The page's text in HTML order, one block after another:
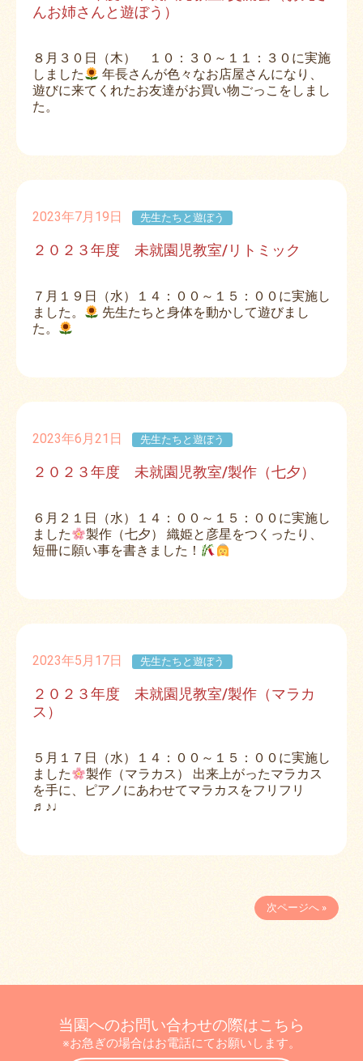
んお姉さんと遊ぼう）
８月３０日（木） １０：３０～１１：３０に実施
しました
年長さんが色々なお店屋さんになり、
遊びに来てくれたお友達がお買い物ごっこをしまし
た。
2023年7月19日 先生たちと遊ぼう
２０２３年度 未就園児教室/リトミック
７月１９日（水）１４：００～１５：００に実施し
ました。
先生たちと身体を動かして遊びまし
た。
2023年6月21日 先生たちと遊ぼう
２０２３年度 未就園児教室/製作（七夕）
６月２１日（水）１４：００～１５：００に実施し
ました
製作（七夕） 織姫と彦星をつくったり、
短冊に願い事を書きました！
2023年5月17日 先生たちと遊ぼう
２０２３年度 未就園児教室/製作（マラカ
ス）
５月１７日（水）１４：００～１５：００に実施し
ました
製作（マラカス） 出来上がったマラカス
を手に、ピアノにあわせてマラカスをフリフリ
♬♪♩
次ページへ »
当園へのお問い合わせの際はこちら
※お急ぎの場合はお電話にてお願いします。